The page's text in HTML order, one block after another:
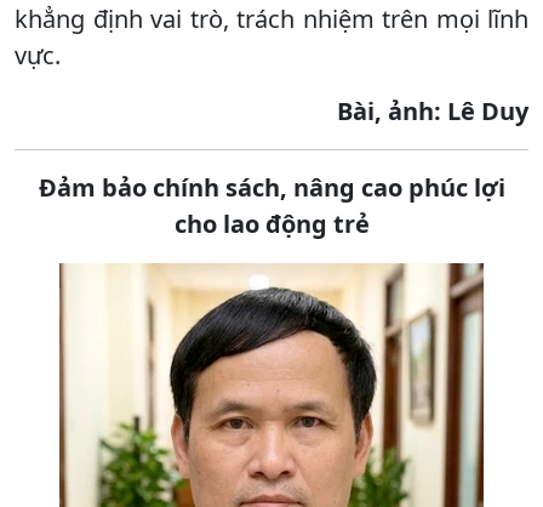
khẳng định vai trò, trách nhiệm trên mọi lĩnh
vực.
Bài, ảnh: Lê Duy
Đảm bảo chính sách, nâng cao phúc lợi
cho lao động trẻ